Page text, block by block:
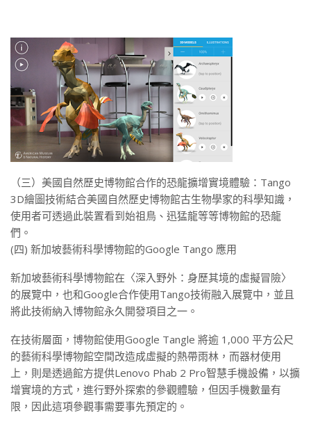
（三）美國自然歷史博物館合作的恐龍擴增實境體驗：Tango
3D繪圖技術結合美國自然歷史博物館古生物學家的科學知識，
使用者可透過此裝置看到始祖鳥、迅猛龍等等博物館的恐龍
們。
(四) 新加坡藝術科學博物館的Google Tango 應用
新加坡藝術科學博物館在〈深入野外：身歷其境的虛擬冒險〉
的展覽中，也和Google合作使用Tango技術融入展覽中，並且
將此技術納入博物館永久開發項目之一。
在技術層面，博物館使用Google Tangle 將逾 1,000 平方公尺
的藝術科學博物館空間改造成虛擬的熱帶雨林，而器材使用
上，則是透過館方提供Lenovo Phab 2 Pro智慧手機設備，以擴
增實境的方式，進行野外探索的參觀體驗，但因手機數量有
限，因此這項參觀事需要事先預定的。